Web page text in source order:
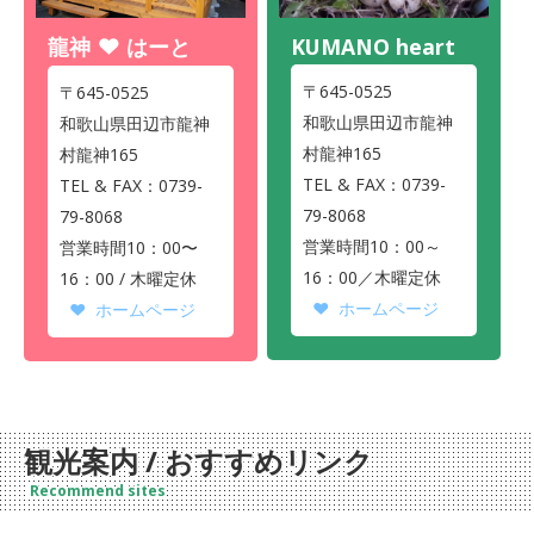
龍神 はーと
〒645-0525
和歌山県田辺市龍神
村龍神165
TEL & FAX：0739-
79-8068
営業時間10：00〜
16：00 / 木曜定休
ホームページ
KUMANO heart
〒645-0525
和歌山県田辺市龍神
村龍神165
TEL & FAX：0739-
79-8068
営業時間10：00～
16：00／木曜定休
ホームページ
観光案内 / おすすめリンク
Recommend sites